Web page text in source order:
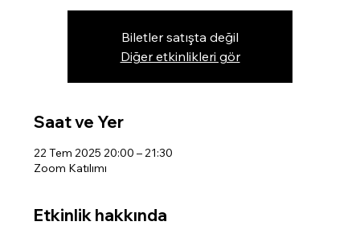
Biletler satışta değil
Diğer etkinlikleri gör
Saat ve Yer
22 Tem 2025 20:00 – 21:30
Zoom Katılımı
Etkinlik hakkında